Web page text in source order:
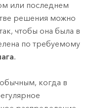
или последнем
решения можно
чтобы она была в
по требуемому
.
когда в